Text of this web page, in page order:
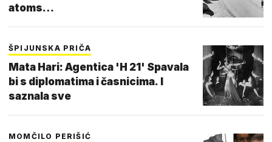
atoms…
ŠPIJUNSKA PRIČA
Mata Hari: Agentica 'H 21' Spavala
bi s diplomatima i časnicima. I
saznala sve
MOMČILO PERIŠIĆ